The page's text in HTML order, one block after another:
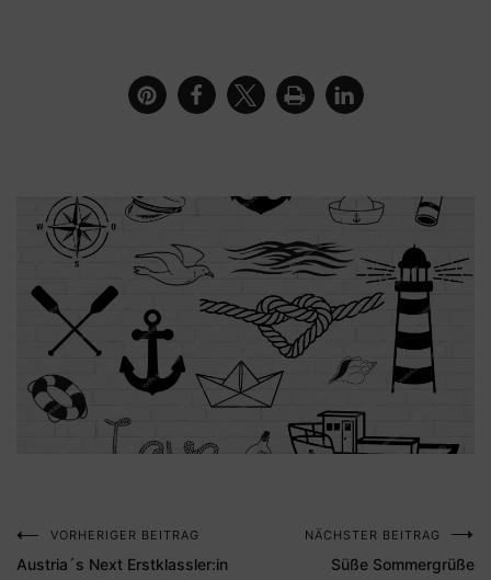
Beitragsnavigation
VORHERIGER BEITRAG
Austria´s Next Erstklassler:in
NÄCHSTER BEITRAG
Süße Sommergrüße